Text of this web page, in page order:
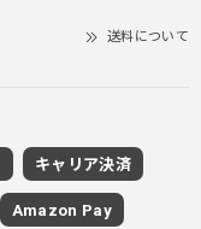
PUレザーショルダーバッグ / PU Leather Shoulder Bag
送料について
キャリア決済
Amazon Pay